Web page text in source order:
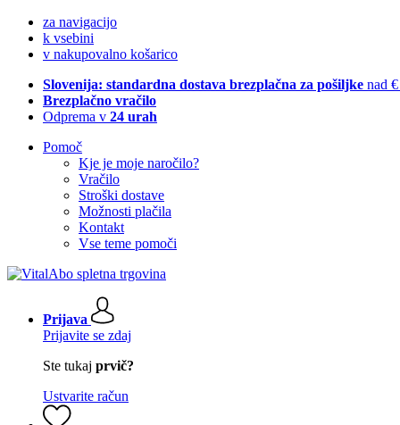
za navigacijo
k vsebini
v nakupovalno košarico
Slovenija: standardna dostava brezplačna za pošiljke nad
Brezplačno vračilo
Odprema v 24 urah
Pomoč
Kje je moje naročilo?
Vračilo
Stroški dostave
Možnosti plačila
Kontakt
Vse teme pomoči
Prijava
Prijavite se zdaj
Ste tukaj prvič?
Ustvarite račun